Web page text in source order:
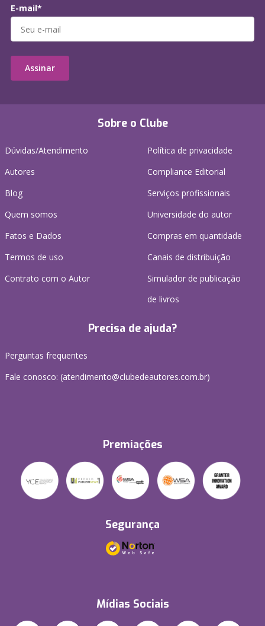
Sobre o Clube
Dúvidas/Atendimento
Autores
Blog
Quem somos
Fatos e Dados
Termos de uso
Contrato com o Autor
Política de privacidade
Compliance Editorial
Serviços profissionais
Universidade do autor
Compras em quantidade
Canais de distribuição
Simulador de publicação
de livros
Precisa de ajuda?
Perguntas frequentes
Fale conosco: (atendimento@clubedeautores.com.br)
Premiações
Segurança
Mídias Sociais
E-mail*
Assinar